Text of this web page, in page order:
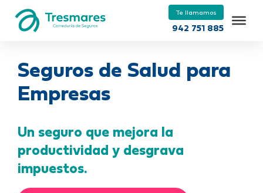
Te llamamos
942 751 885
Seguros de Salud para
Empresas
Un seguro que mejora la
productividad y desgrava
impuestos.